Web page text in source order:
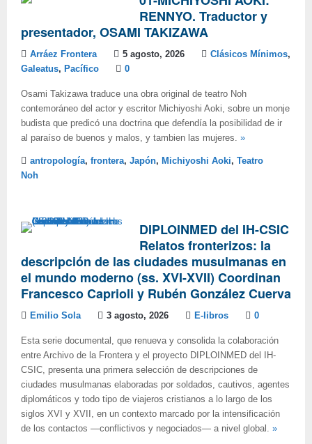
RENNYO. Traductor y
presentador, OSAMI TAKIZAWA
Arráez Frontera 5 agosto, 2026 Clásicos Mínimos,
Galeatus, Pacífico 0
Osami Takizawa traduce una obra original de teatro Noh
contemoráneo del actor y escritor Michiyoshi Aoki, sobre un monje
budista que predicó una doctrina que defendía la posibilidad de ir
al paraíso de buenos y malos, y tambien las mujeres. »
antropología, frontera, Japón, Michiyoshi Aoki, Teatro
Noh
DIPLOINMED del IH-CSIC
Relatos fronterizos: la
descripción de las ciudades musulmanas en
el mundo moderno (ss. XVI-XVII) Coordinan
Francesco Caprioli y Rubén González Cuerva
Emilio Sola 3 agosto, 2026 E-libros 0
Esta serie documental, que renueva y consolida la colaboración
entre Archivo de la Frontera y el proyecto DIPLOINMED del IH-
CSIC, presenta una primera selección de descripciones de
ciudades musulmanas elaboradas por soldados, cautivos, agentes
diplomáticos y todo tipo de viajeros cristianos a lo largo de los
siglos XVI y XVII, en un contexto marcado por la intensificación
de los contactos —conflictivos y negociados— a nivel global. »